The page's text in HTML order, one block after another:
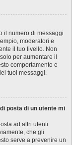
il numero di messaggi
moderatori e
il tuo livello. Non
per aumentare il
comportamento e
tuoi messaggi.
posta di un utente mi
ad altri utenti
che gli
serve a prevenire un